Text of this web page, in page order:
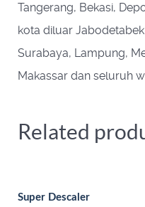
Tangerang, Bekasi,
kota diluar
Surabaya, Lampung,
Makassar dan seluruh
Related
Super Descaler